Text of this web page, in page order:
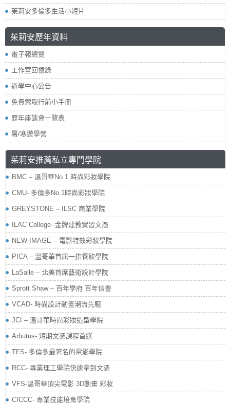
茱莉安多倫多生活小短片
茱莉安歷年資料
電子報總覽
工作室回憶錄
遊學中心公告
免費索取行前小手冊
歷年座談會一覽表
暑/寒遊學營
茱莉安推薦私立專門學院
BMC – 溫哥華No.1 時尚彩妝學院
CMU- 多倫多No.1時尚彩妝學院
GREYSTONE – ILSC 商業學院
ILAC College- 金牌建教實習文憑
NEW IMAGE – 電影特效彩妝學院
PICA – 溫哥華首屈一指餐飲學院
LaSalle – 北美首席藝術設計學院
Sprott Shaw – 百年學府 百年信譽
VCAD- 時尚設計動畫潮流先驅
JCI – 溫哥華時尚彩妝造型學院
Arbutus- 短期文憑課程首選
TFS- 多倫多最著名的電影學院
RCC- 專業理工學院快速拿到文憑
VFS-溫哥華頂尖電影 3D動畫 彩妝
CICCC- 專業技能培育學院